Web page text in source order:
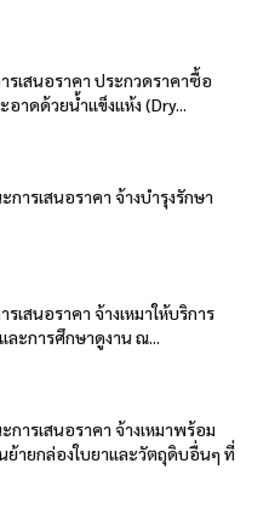
เสนอราคา ประกวดราคาซื้อ
อาดด้วยน้ำแข็งแห้ง (Dry...
ารเสนอราคา จ้างบำรุงรักษา
เสนอราคา จ้างเหมาให้บริการ
ะการศึกษาดูงาน ณ...
ารเสนอราคา จ้างเหมาพร้อม
ย้ายกล่องใบยาและวัตถุดิบอื่นๆ ที่